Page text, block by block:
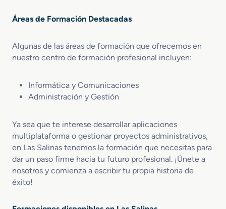
Áreas de Formación Destacadas
Algunas de las áreas de formación que ofrecemos en
nuestro centro de formación profesional incluyen:
Informática y Comunicaciones
Administración y Gestión
Ya sea que te interese desarrollar aplicaciones
multiplataforma o gestionar proyectos administrativos,
en Las Salinas tenemos la formación que necesitas para
dar un paso firme hacia tu futuro profesional. ¡Únete a
nosotros y comienza a escribir tu propia historia de
éxito!